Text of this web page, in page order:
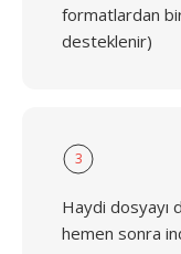
formatlardan
desteklenir)
3
Haydi dosyayı
hemen sonra